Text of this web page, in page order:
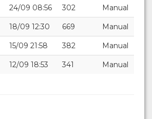
24/09 08:56 302 Manual
18/09 12:30 669 Manual
15/09 21:58 382 Manual
12/09 18:53 341 Manual